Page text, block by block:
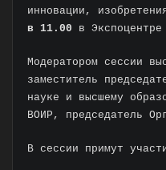
инновации,
в 11.00 в
Модератором сессии
заместитель
науке и высшему
ВОИР, председатель
В сессии примут